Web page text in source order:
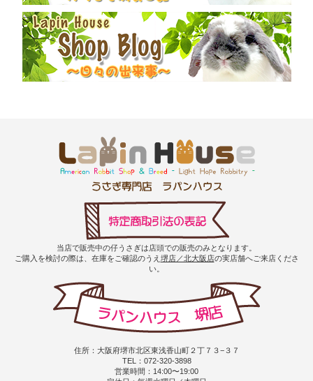
当店で販売中の仔うさぎは店頭での販売のみとなります。
ご購入を検討の際は、在庫をご確認のうえ 堺店／北大阪店の実店舗へご来店くださ
い。
住所：大阪府堺市北区東浅香山町２丁７３−３７
TEL：072-320-3898
営業時間：14:00〜19:00